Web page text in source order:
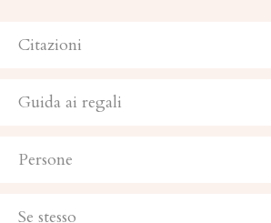
Citazioni
Guida ai regali
Persone
Se stesso